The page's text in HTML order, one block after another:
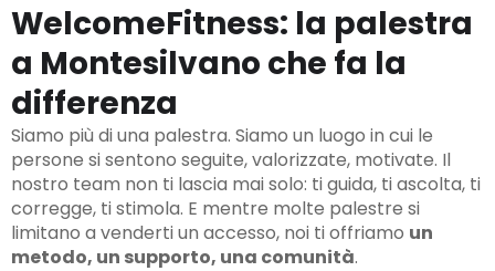
WelcomeFitness: la palestra
a Montesilvano che fa la
differenza
Siamo più di una palestra. Siamo un luogo in cui le
persone si sentono seguite, valorizzate, motivate. Il
nostro team non ti lascia mai solo: ti guida, ti ascolta, ti
corregge, ti stimola. E mentre molte palestre si
limitano a venderti un accesso, noi ti offriamo un
metodo, un supporto, una comunità.